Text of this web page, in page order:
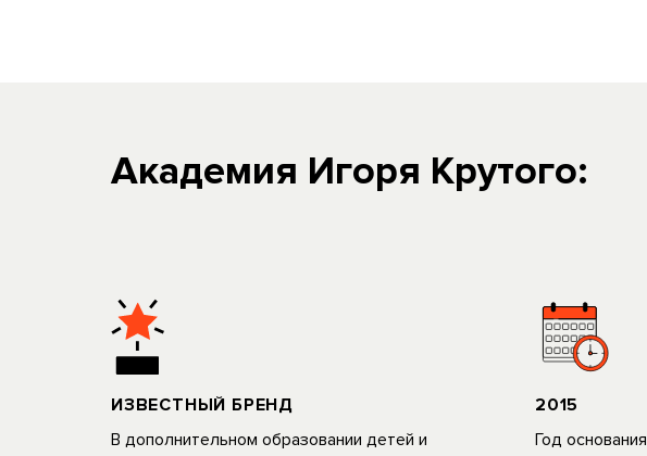
Академия Игоря Крутого:
ИЗВЕСТНЫЙ БРЕНД
В дополнительном образовании детей и
2015
Год основания